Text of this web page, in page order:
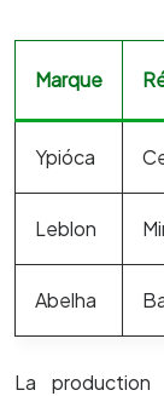
Marque
Ypióca
Leblon
Abelha
La